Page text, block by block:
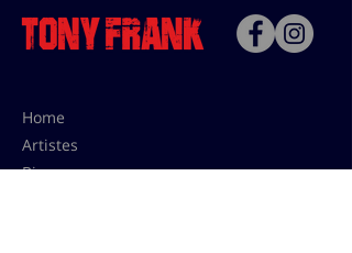
Home
Artistes
Bio